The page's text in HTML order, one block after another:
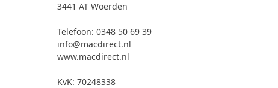
3441 AT Woerden
Telefoon: 0348 50 69 39
info@macdirect.nl
www.macdirect.nl
KvK: 70248338